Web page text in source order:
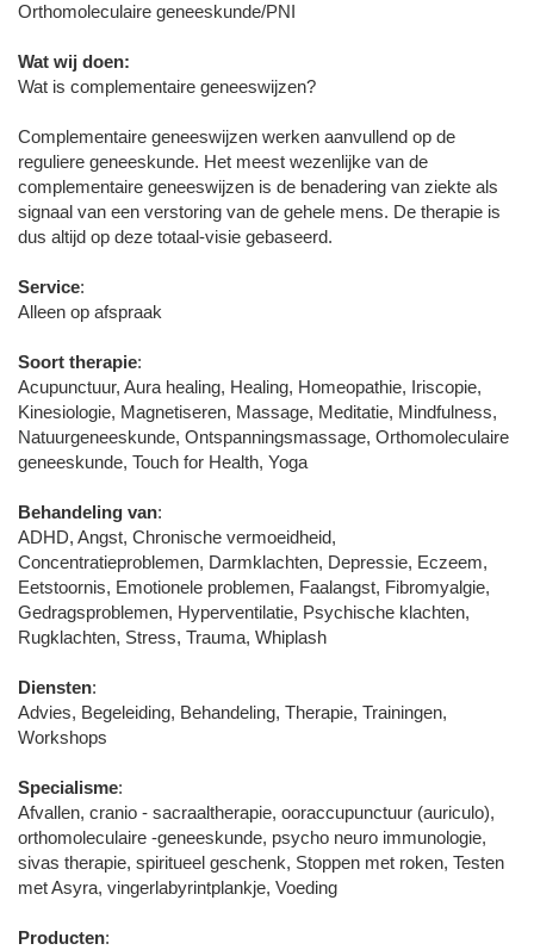
Orthomoleculaire geneeskunde/PNI
Wat wij doen:
Wat is complementaire geneeswijzen?
Complementaire geneeswijzen werken aanvullend op de
reguliere geneeskunde. Het meest wezenlijke van de
complementaire geneeswijzen is de benadering van ziekte als
signaal van een verstoring van de gehele mens. De therapie is
dus altijd op deze totaal-visie gebaseerd.
Service:
Alleen op afspraak
Soort therapie:
Acupunctuur, Aura healing, Healing, Homeopathie, Iriscopie,
Kinesiologie, Magnetiseren, Massage, Meditatie, Mindfulness,
Natuurgeneeskunde, Ontspanningsmassage, Orthomoleculaire
geneeskunde, Touch for Health, Yoga
Behandeling van:
ADHD, Angst, Chronische vermoeidheid,
Concentratieproblemen, Darmklachten, Depressie, Eczeem,
Eetstoornis, Emotionele problemen, Faalangst, Fibromyalgie,
Gedragsproblemen, Hyperventilatie, Psychische klachten,
Rugklachten, Stress, Trauma, Whiplash
Diensten:
Advies, Begeleiding, Behandeling, Therapie, Trainingen,
Workshops
Specialisme:
Afvallen, cranio - sacraaltherapie, ooraccupunctuur (auriculo),
orthomoleculaire -geneeskunde, psycho neuro immunologie,
sivas therapie, spiritueel geschenk, Stoppen met roken, Testen
met Asyra, vingerlabyrintplankje, Voeding
Producten: